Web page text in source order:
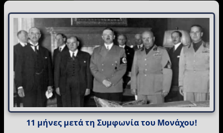
11 μήνες μετά τη Συμφωνία του Μονάχου!